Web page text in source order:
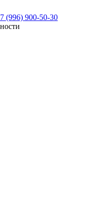
(996) 900-50-30